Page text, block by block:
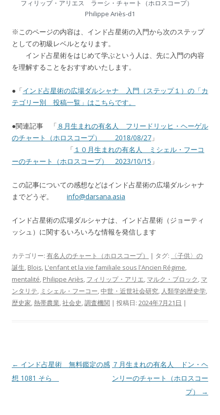
フィリップ・アリエス ラーシ・チャート（ホロスコープ）
Philippe Ariès-d1
※このページの内容は、インド占星術の入門から次のステップ
としての初級レベルとなります。
インド占星術をはじめて学ぶという人は、先に入門の内容
を理解することをおすすめいたします。
●「インド占星術の広場ダルシャナ 入門（ステップ１）の「カ
テゴリー別 投稿一覧」はこちらです。
●関連記事 「 ８月生まれの有名人 フリードリッヒ・ヘーゲル
のチャート（ホロスコープ） 2018/08/27 」
「 １０月生まれの有名人 ミシェル・フーコ
ーのチャート（ホロスコープ） 2023/10/15 」
この記事についての感想などはインド占星術の広場ダルシャナ
までどうぞ。 info@darsana.asia
インド占星術の広場ダルシャナは、インド占星術（ジョーティ
ッシュ）に関するいろいろな情報を発信します
カテゴリー: 有名人のチャート（ホロスコープ） | タグ:
〈子供〉の
誕生, Blois, L'enfant et la vie familiale sous l'Ancien Régime,
mentalité, Philippe Ariès, フィリップ・アリエ, マルク・ブロック, マ
ンタリテ, ミシェル・フーコー,中世・近世社会研究, 人類学的歴史学,
歴史家,熱帯農業,社会史,調査機関 | 投稿日: 2024年7月21日 |
投
稿
← インド占星術 無料鑑定の感
想 1081 そら
７月生まれの有名人 ドン・ヘ
ンリーのチャート（ホロスコー
プ）
→